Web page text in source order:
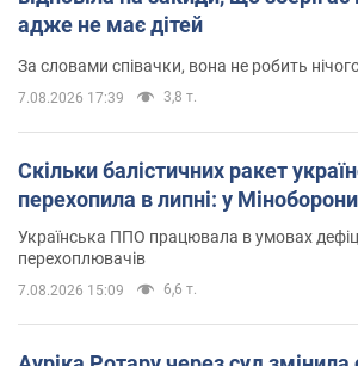
адже не має дітей
За словами співачки, вона не робить
7.08.2026 17:39 3,8 т.
Скільки балістичних ракет
перехопила в липні: у
Українська ППО працювала в умовах
перехоплювачів
7.08.2026 15:09 6,6 т.